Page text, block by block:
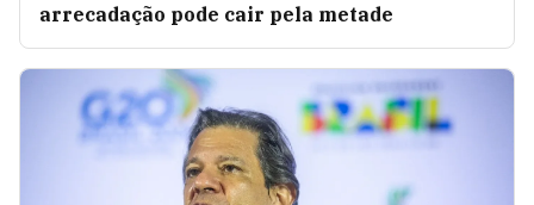
arrecadação pode cair pela metade